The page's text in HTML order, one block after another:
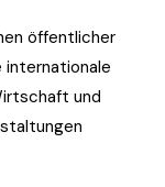
öffentlicher
internationale
und